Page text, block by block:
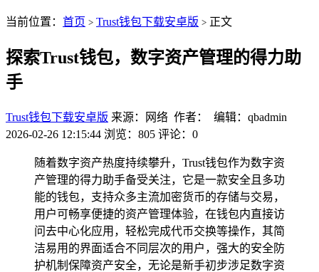
当前位置： 首页 > Trust钱包下载安卓版 > 正文
探索Trust钱包，数字资产管理的得力助
手
Trust钱包下载安卓版 来源：网络 作者： 编辑：qbadmin
2026-02-26 12:15:44 浏览：805 评论：0
随着数字资产热度持续攀升，Trust钱包作为数字资
产管理的得力助手备受关注，它是一款安全且多功
能的钱包，支持众多主流加密货币的存储与交易，
用户可畅享便捷的资产管理体验，在钱包内直接访
问去中心化应用，轻松完成代币交换等操作，其简
洁易用的界面适合不同层次的用户，强大的安全防
护机制保障资产安全，无论是新手初步涉足数字资